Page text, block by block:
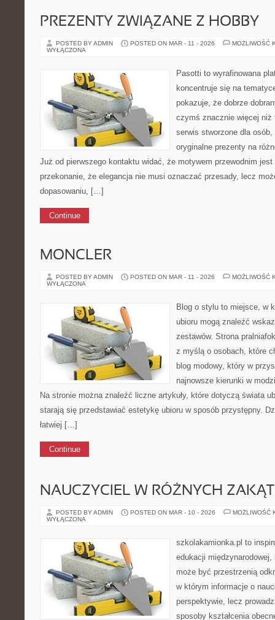
PREZENTY ZWIĄZANE Z HOBBY
POSTED BY ADMIN POSTED ON MAR - 11 - 2026
MOŻLIWOŚĆ
WYŁĄCZONA
Pasotti to wyrafinowana
koncentruje się na
pokazuje, że dobrze
czymś znacznie więcej niż
serwis stworzone dla
oryginalne prezenty na
Już od pierwszego kontaktu widać, że motywem przewodnim
przekonanie, że elegancja nie musi oznaczać przesady, lecz
dopasowaniu, […]
Continue
MONCLER
POSTED BY ADMIN POSTED ON MAR - 11 - 2026
MOŻLIWOŚĆ
WYŁĄCZONA
Blog o stylu to miejsce, w
ubioru mogą znaleźć
zestawów. Strona
z myślą o osobach, które
blog modowy, który w
najnowsze kierunki w
Na stronie można znaleźć liczne artykuły, które dotyczą świata
starają się przedstawiać estetykę ubioru w sposób przystępny.
łatwiej […]
Continue
NAUCZYCIEL W RÓŻNYCH
POSTED BY ADMIN POSTED ON MAR - 10 - 2026
MOŻLIWOŚĆ
WYŁĄCZONA
szkolakamionka.pl to
edukacji
może być przestrzenią
w którym informacje o
perspektywie, lecz
sposoby kształcenia